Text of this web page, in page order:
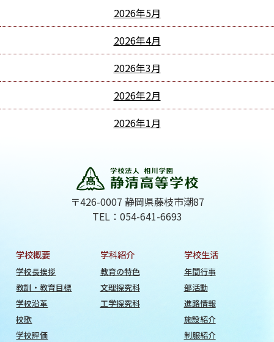
2026年5月
2026年4月
2026年3月
2026年2月
2026年1月
〒426-0007 静岡県藤枝市潮87
TEL：054-641-6693
学校概要
学校長挨拶
教訓・教育目標
学校沿革
校歌
学校評価
学科紹介
教育の特色
文理探究科
工学探究科
学校生活
年間行事
部活動
進路情報
施設紹介
制服紹介